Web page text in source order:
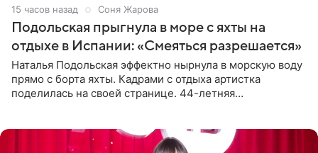
15 часов назад Соня Жарова
Подольская прыгнула в море с яхты на
отдыхе в Испании: «Смеяться разрешается»
Наталья Подольская эффектно нырнула в морскую воду
прямо с борта яхты. Кадрами с отдыха артистка
поделилась на своей странице. 44-летняя